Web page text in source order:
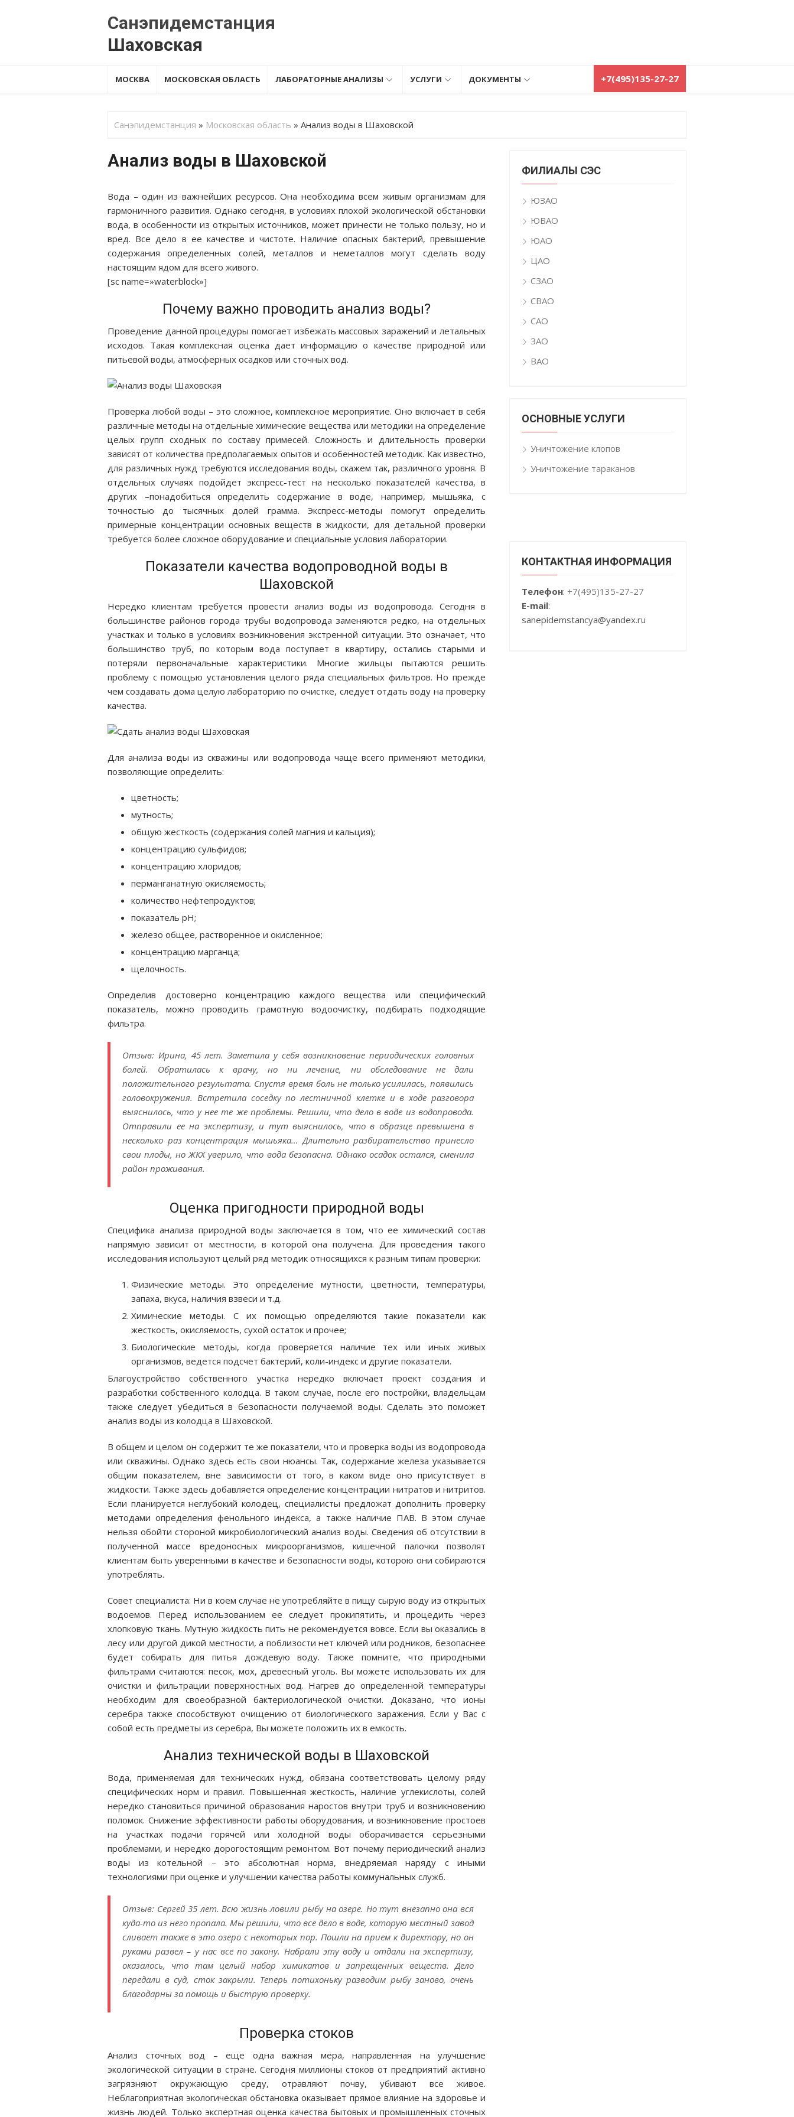
Санэпидемстанция
МОСКВА МОСКОВСКАЯ ОБЛАСТЬ ЛАБОРАТОРНЫЕ АНАЛИЗЫ УСЛУГИ ДОКУМЕНТЫ +7(495)135-27-27
Санэпидемстанция » Московская область » Анализ воды в Шаховской
Анализ воды в Шаховской
Вода – один из важнейших ресурсов. Она необходима всем живым организмам для
гармоничного развития. Однако сегодня, в условиях плохой экологической обстановки
вода, в особенности из открытых источников, может принести не только пользу, но и
вред. Все дело в ее качестве и чистоте. Наличие опасных бактерий, превышение
содержания определенных солей, металлов и неметаллов могут сделать воду
настоящим ядом для всего живого.
[sc name=»waterblock»]
Почему важно проводить анализ воды?
Проведение данной процедуры помогает избежать массовых заражений и летальных
исходов. Такая комплексная оценка дает информацию о качестве природной или
питьевой воды, атмосферных осадков или сточных вод.
Проверка любой воды – это сложное, комплексное мероприятие. Оно включает в себя
различные методы на отдельные химические вещества или методики на определение
целых групп сходных по составу примесей. Сложность и длительность проверки
зависят от количества предполагаемых опытов и особенностей методик. Как известно,
для различных нужд требуются исследования воды, скажем так, различного уровня. В
отдельных случаях подойдет экспресс-тест на несколько показателей качества, в
других –понадобиться определить содержание в воде, например, мышьяка, с
точностью до тысячных долей грамма. Экспресс-методы помогут определить
примерные концентрации основных веществ в жидкости, для детальной проверки
требуется более сложное оборудование и специальные условия лаборатории.
Показатели качества водопроводной воды в
Шаховской
Нередко клиентам требуется провести анализ воды из водопровода. Сегодня в
большинстве районов города трубы водопровода заменяются редко, на отдельных
участках и только в условиях возникновения экстренной ситуации. Это означает, что
большинство труб, по которым вода поступает в квартиру, остались старыми и
потеряли первоначальные характеристики. Многие жильцы пытаются решить
проблему с помощью установления целого ряда специальных фильтров. Но прежде
чем создавать дома целую лабораторию по очистке, следует отдать воду на проверку
качества.
Для анализа воды из скважины или водопровода чаще всего применяют методики,
позволяющие определить:
цветность;
мутность;
общую жесткость (содержания солей магния и кальция);
концентрацию сульфидов;
концентрацию хлоридов;
перманганатную окисляемость;
количество нефтепродуктов;
показатель рН;
железо общее, растворенное и окисленное;
концентрацию марганца;
щелочность.
Определив достоверно концентрацию каждого вещества или специфический
показатель, можно проводить грамотную водоочистку, подбирать подходящие
фильтра.
Отзыв: Ирина, 45 лет. Заметила у себя возникновение периодических головных
болей. Обратилась к врачу, но ни лечение, ни обследование не дали
положительного результата. Спустя время боль не только усилилась, появились
головокружения. Встретила соседку по лестничной клетке и в ходе разговора
выяснилось, что у нее те же проблемы. Решили, что дело в воде из водопровода.
Отправили ее на экспертизу, и тут выяснилось, что в образце превышена в
несколько раз концентрация мышьяка… Длительно разбирательство принесло
свои плоды, но ЖКХ уверило, что вода безопасна. Однако осадок остался, сменила
район проживания.
Оценка пригодности природной воды
Специфика анализа природной воды заключается в том, что ее химический состав
напрямую зависит от местности, в которой она получена. Для проведения такого
исследования используют целый ряд методик относящихся к разным типам проверки:
Физические методы. Это определение мутности, цветности, температуры,
запаха, вкуса, наличия взвеси и т.д.
Химические методы. С их помощью определяются такие показатели как
жесткость, окисляемость, сухой остаток и прочее;
Биологические методы, когда проверяется наличие тех или иных живых
организмов, ведется подсчет бактерий, коли-индекс и другие показатели.
Благоустройство собственного участка нередко включает проект создания и
разработки собственного колодца. В таком случае, после его постройки, владельцам
также следует убедиться в безопасности получаемой воды. Сделать это поможет
анализ воды из колодца в Шаховской.
В общем и целом он содержит те же показатели, что и проверка воды из водопровода
или скважины. Однако здесь есть свои нюансы. Так, содержание железа указывается
общим показателем, вне зависимости от того, в каком виде оно присутствует в
жидкости. Также здесь добавляется определение концентрации нитратов и нитритов.
Если планируется неглубокий колодец, специалисты предложат дополнить проверку
методами определения фенольного индекса, а также наличие ПАВ. В этом случае
нельзя обойти стороной микробиологический анализ воды. Сведения об отсутствии в
полученной массе вредоносных микроорганизмов, кишечной палочки позволят
клиентам быть уверенными в качестве и безопасности воды, которою они собираются
употреблять.
Совет специалиста: Ни в коем случае не употребляйте в пищу сырую воду из открытых
водоемов. Перед использованием ее следует прокипятить, и процедить через
хлопковую ткань. Мутную жидкость пить не рекомендуется вовсе. Если вы оказались в
лесу или другой дикой местности, а поблизости нет ключей или родников, безопаснее
будет собирать для питья дождевую воду. Также помните, что природными
фильтрами считаются: песок, мох, древесный уголь. Вы можете использовать их для
очистки и фильтрации поверхностных вод. Нагрев до определенной температуры
необходим для своеобразной бактериологической очистки. Доказано, что ионы
серебра также способствуют очищению от биологического заражения. Если у Вас с
собой есть предметы из серебра, Вы можете положить их в емкость.
Анализ технической воды в Шаховской
Вода, применяемая для технических нужд, обязана соответствовать целому ряду
специфических норм и правил. Повышенная жесткость, наличие углекислоты, солей
нередко становиться причиной образования наростов внутри труб и возникновению
поломок. Снижение эффективности работы оборудования, и возникновение простоев
на участках подачи горячей или холодной воды оборачивается серьезными
проблемами, и нередко дорогостоящим ремонтом. Вот почему периодический анализ
воды из котельной – это абсолютная норма, внедряемая наряду с иными
технологиями при оценке и улучшении качества работы коммунальных служб.
Отзыв: Сергей 35 лет. Всю жизнь ловили рыбу на озере. Но тут внезапно она вся
куда-то из него пропала. Мы решили, что все дело в воде, которую местный завод
сливает также в это озеро с некоторых пор. Пошли на прием к директору, но он
руками развел – у нас все по закону. Набрали эту воду и отдали на экспертизу,
оказалось, что там целый набор химикатов и запрещенных веществ. Дело
передали в суд, сток закрыли. Теперь потихоньку разводим рыбу заново, очень
благодарны за помощь и быструю проверку.
Проверка стоков
Анализ сточных вод – еще одна важная мера, направленная на улучшение
экологической ситуации в стране. Сегодня миллионы стоков от предприятий активно
загрязняют окружающую среду, отравляют почву, убивают все живое.
Неблагоприятная экологическая обстановка оказывает прямое влияние на здоровье и
жизнь людей. Только экспертная оценка качества бытовых и промышленных сточных
ФИЛИАЛЫ СЭС
ЮЗАО
ЮВАО
ЮАО
ЦАО
СЗАО
СВАО
САО
ЗАО
ВАО
ОСНОВНЫЕ УСЛУГИ
Уничтожение клопов
Уничтожение тараканов
КОНТАКТНАЯ ИНФОРМАЦИЯ
Телефон: +7(495)135-27-27
E-mail:
sanepidemstancya@yandex.ru